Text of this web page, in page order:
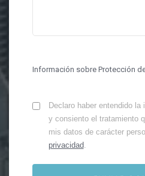
Información sobre Protección
Declaro haber entendido
y consiento el tratamiento
mis datos de carácter
privacidad.